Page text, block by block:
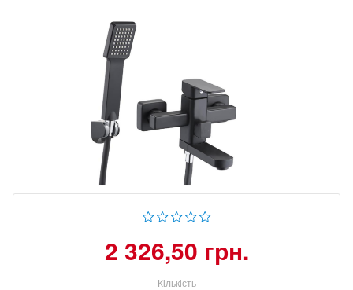
2 326,50 грн.
Кількість